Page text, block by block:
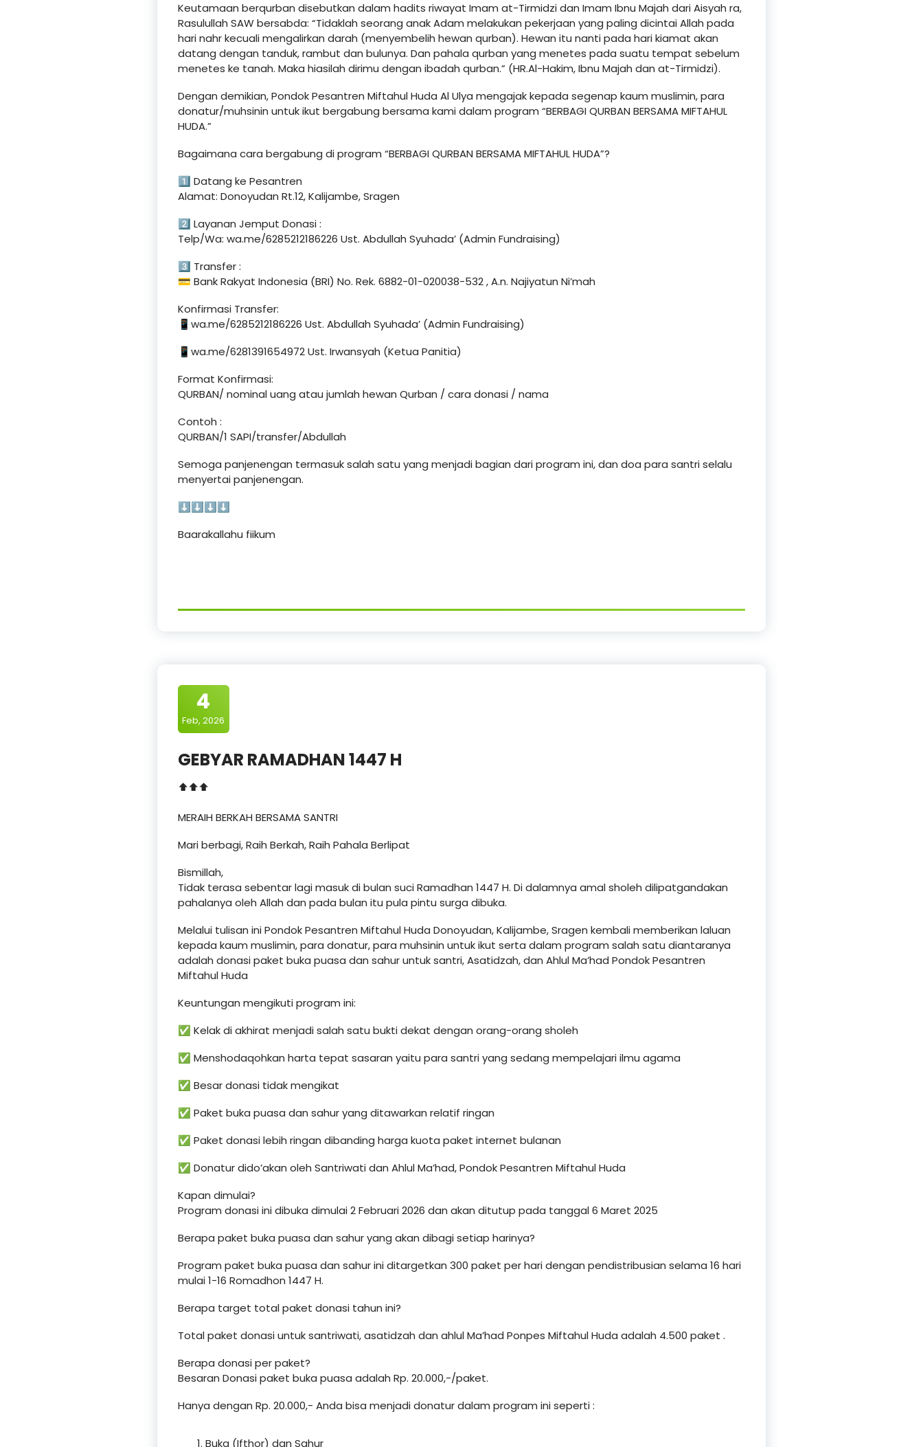
Keutamaan berqurban disebutkan dalam hadits riwayat Imam at-Tirmidzi dan Imam Ibnu Majah dari Aisyah ra,
Rasulullah SAW bersabda: “Tidaklah seorang anak Adam melakukan pekerjaan yang paling dicintai Allah pada
hari nahr kecuali mengalirkan darah (menyembelih hewan qurban). Hewan itu nanti pada hari kiamat akan
datang dengan tanduk, rambut dan bulunya. Dan pahala qurban yang menetes pada suatu tempat sebelum
menetes ke tanah. Maka hiasilah dirimu dengan ibadah qurban.” (HR.Al-Hakim, Ibnu Majah dan at-Tirmidzi).
Dengan demikian, Pondok Pesantren Miftahul Huda Al Ulya mengajak kepada segenap kaum muslimin, para
donatur/muhsinin untuk ikut bergabung bersama kami dalam program “BERBAGI QURBAN BERSAMA MIFTAHUL
HUDA.”
Bagaimana cara bergabung di program “BERBAGI QURBAN BERSAMA MIFTAHUL HUDA”?
1⃣ Datang ke Pesantren
Alamat: Donoyudan Rt.12, Kalijambe, Sragen
2⃣ Layanan Jemput Donasi :
Telp/Wa: wa.me/6285212186226 Ust. Abdullah Syuhada’ (Admin Fundraising)
3⃣ Transfer :
💳 Bank Rakyat Indonesia (BRI) No. Rek. 6882-01-020038-532 , A.n. Najiyatun Ni’mah
Konfirmasi Transfer:
📱wa.me/6285212186226 Ust. Abdullah Syuhada’ (Admin Fundraising)
📱wa.me/6281391654972 Ust. Irwansyah (Ketua Panitia)
Format Konfirmasi:
QURBAN/ nominal uang atau jumlah hewan Qurban / cara donasi / nama
Contoh :
QURBAN/1 SAPI/transfer/Abdullah
Semoga panjenengan termasuk salah satu yang menjadi bagian dari program ini, dan doa para santri selalu
menyertai panjenengan.
⬇️⬇️⬇️⬇️
Baarakallahu fiikum
4
Feb, 2026
GEBYAR RAMADHAN 1447 H
⬆️⬆️⬆️
MERAIH BERKAH BERSAMA SANTRI
Mari berbagi, Raih Berkah, Raih Pahala Berlipat
Bismillah,
Tidak terasa sebentar lagi masuk di bulan suci Ramadhan 1447 H. Di dalamnya amal sholeh dilipatgandakan
pahalanya oleh Allah dan pada bulan itu pula pintu surga dibuka.
Melalui tulisan ini Pondok Pesantren Miftahul Huda Donoyudan, Kalijambe, Sragen kembali memberikan laluan
kepada kaum muslimin, para donatur, para muhsinin untuk ikut serta dalam program salah satu diantaranya
adalah donasi paket buka puasa dan sahur untuk santri, Asatidzah, dan Ahlul Ma’had Pondok Pesantren
Miftahul Huda
Keuntungan mengikuti program ini:
✅ Kelak di akhirat menjadi salah satu bukti dekat dengan orang-orang sholeh
✅ Menshodaqohkan harta tepat sasaran yaitu para santri yang sedang mempelajari ilmu agama
✅ Besar donasi tidak mengikat
✅ Paket buka puasa dan sahur yang ditawarkan relatif ringan
✅ Paket donasi lebih ringan dibanding harga kuota paket internet bulanan
✅ Donatur dido’akan oleh Santriwati dan Ahlul Ma’had, Pondok Pesantren Miftahul Huda
Kapan dimulai?
Program donasi ini dibuka dimulai 2 Februari 2026 dan akan ditutup pada tanggal 6 Maret 2025
Berapa paket buka puasa dan sahur yang akan dibagi setiap harinya?
Program paket buka puasa dan sahur ini ditargetkan 300 paket per hari dengan pendistribusian selama 16 hari
mulai 1-16 Romadhon 1447 H.
Berapa target total paket donasi tahun ini?
Total paket donasi untuk santriwati, asatidzah dan ahlul Ma’had Ponpes Miftahul Huda adalah 4.500 paket .
Berapa donasi per paket?
Besaran Donasi paket buka puasa adalah Rp. 20.000,-/paket.
Hanya dengan Rp. 20.000,- Anda bisa menjadi donatur dalam program ini seperti :
Buka (Ifthor) dan Sahur